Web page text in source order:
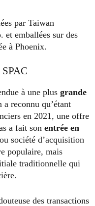
par Taiwan
et emballées sur des
à Phoenix.
à une plus grande
reconnu qu’étant
en 2021, une offre
a fait son entrée en
société d’acquisition
populaire, mais
traditionnelle qui
des transactions